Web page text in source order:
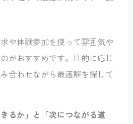
や体験参加を使って雰囲気や
がおすすめです。目的に応じ
合わせながら最適解を探して
るか」と「次につながる道